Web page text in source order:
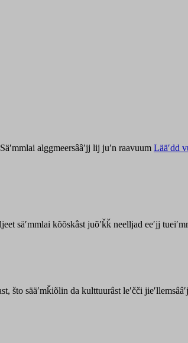
alggmeersââʹjj lij juʹn raavuum Lääʹdd
säʹmmlai kõõskâst juõʹǩǩ neelljad eeʹjj
, što sääʹmǩiõlin da kulttuurâst leʹčči